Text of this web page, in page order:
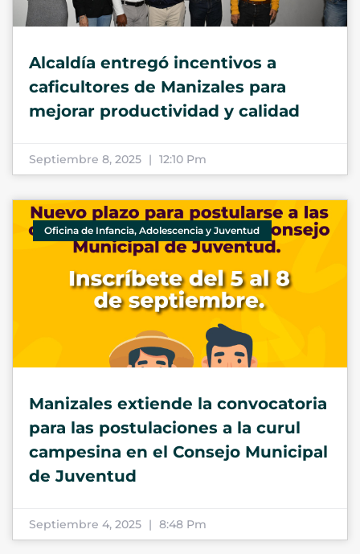
Alcaldía entregó incentivos a
caficultores de Manizales para
mejorar productividad y calidad
Septiembre 8, 2025 12:10 Pm
Oficina de Infancia, Adolescencia y Juventud
Manizales extiende la convocatoria
para las postulaciones a la curul
campesina en el Consejo Municipal
de Juventud
Septiembre 4, 2025 8:48 Pm